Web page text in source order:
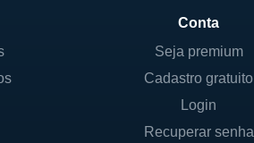
ao longo de suasConta
Seja premium
Cadastro gratuito
Login
Recuperar senha